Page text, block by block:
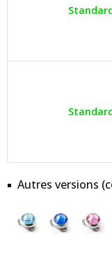
Autres versions